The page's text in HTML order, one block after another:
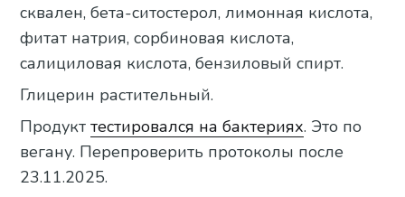
сквален, бета-ситостерол, лимонная кислота,
фитат натрия, сорбиновая кислота,
салициловая кислота, бензиловый спирт.
Глицерин растительный.
Продукттестировался на бактериях. Это по
вегану. Перепроверить протоколы после
23.11.2025.